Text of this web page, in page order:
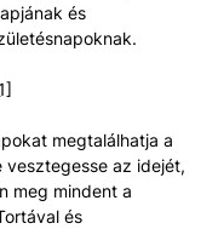
és
megtalálhatja a
az idejét,
meg mindent a
és